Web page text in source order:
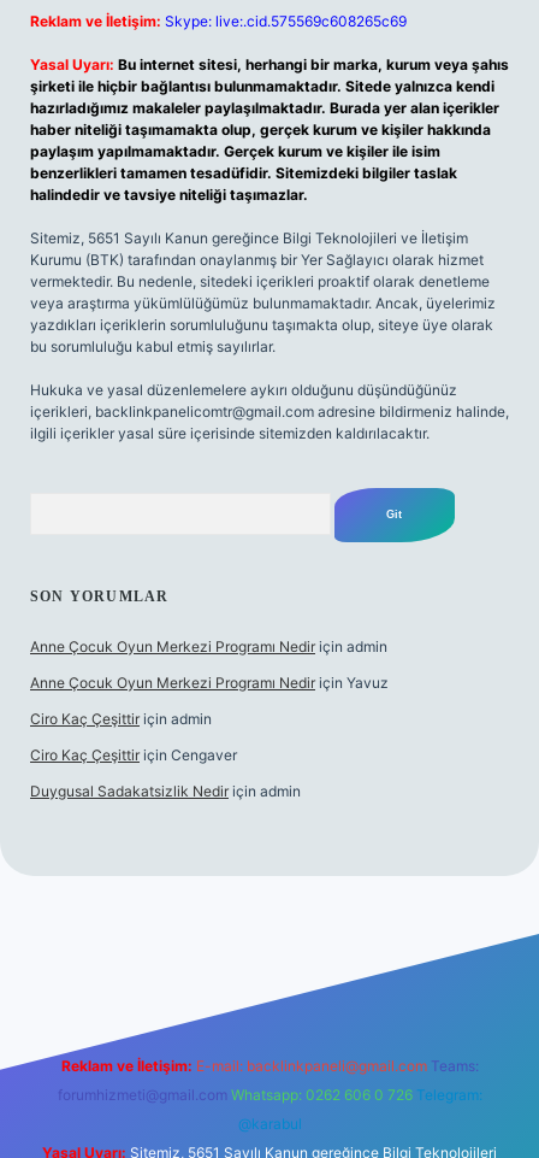
Reklam ve İletişim: Skype: live:.cid.575569c608265c69
Yasal Uyarı: Bu internet sitesi, herhangi bir marka, kurum veya şahıs
şirketi ile hiçbir bağlantısı bulunmamaktadır. Sitede yalnızca kendi
hazırladığımız makaleler paylaşılmaktadır. Burada yer alan içerikler
haber niteliği taşımamakta olup, gerçek kurum ve kişiler hakkında
paylaşım yapılmamaktadır. Gerçek kurum ve kişiler ile isim
benzerlikleri tamamen tesadüfidir. Sitemizdeki bilgiler taslak
halindedir ve tavsiye niteliği taşımazlar.
Sitemiz, 5651 Sayılı Kanun gereğince Bilgi Teknolojileri ve İletişim
Kurumu (BTK) tarafından onaylanmış bir Yer Sağlayıcı olarak hizmet
vermektedir. Bu nedenle, sitedeki içerikleri proaktif olarak denetleme
veya araştırma yükümlülüğümüz bulunmamaktadır. Ancak, üyelerimiz
yazdıkları içeriklerin sorumluluğunu taşımakta olup, siteye üye olarak
bu sorumluluğu kabul etmiş sayılırlar.
Hukuka ve yasal düzenlemelere aykırı olduğunu düşündüğünüz
içerikleri, backlinkpanelicomtr@gmail.com adresine bildirmeniz halinde,
ilgili içerikler yasal süre içerisinde sitemizden kaldırılacaktır.
SON YORUMLAR
Anne Çocuk Oyun Merkezi Programı Nedir için admin
Anne Çocuk Oyun Merkezi Programı Nedir için Yavuz
Ciro Kaç Çeşittir için admin
Ciro Kaç Çeşittir için Cengaver
Duygusal Sadakatsizlik Nedir için admin
elexbetgiris.org
Reklam ve İletişim: E-mail: backlinkpaneli@gmail.com Teams:
forumhizmeti@gmail.com Whatsapp: 0262 606 0 726 Telegram:
@karabul
Yasal Uyarı: Sitemiz, 5651 Sayılı Kanun gereğince Bilgi Teknolojileri